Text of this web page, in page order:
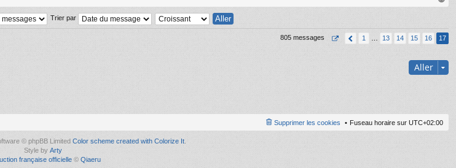
au
Trier par
805 messages 1 13 14 15 16 17
Aller
Fuseau horaire sur UTC+02:00
Supprimer les cookies
© phpBB Limited Color scheme created with Colorize It
Style by Arty
française officielle © Qiaeru